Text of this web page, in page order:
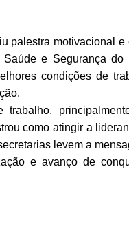
palestra motivacional
e Segurança do
condições de
como atingir a
levem a
e avanço de